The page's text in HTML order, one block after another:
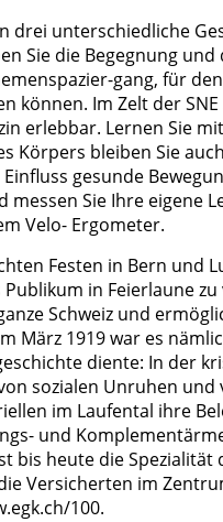
drei unterschiedliche
Sie die Begegnung
gang, für
können. Im Zelt der
erlebbar. Lernen Sie
Körpers bleiben Sie
Einfluss gesunde
messen Sie Ihre
Velo- Ergometer.
Festen in Bern und
in Feierlaune
Schweiz und
März 1919 war es
diente: In der
sozialen Unruhen
im Laufental ihre
und
bis heute die Spezialität
Versicherten im
100.